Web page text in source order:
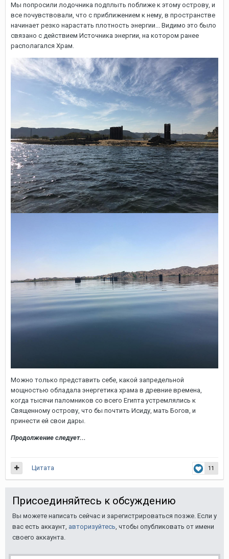
Мы попросили лодочника подплыть поближе к этому острову, и
все почувствовали, что с приближением к нему, в пространстве
начинает резко нарастать плотность энергии... Видимо это было
связано с действием Источника энергии, на котором ранее
располагался Храм.
Можно только представить себе, какой запредельной
мощностью обладала энергетика храма в древние времена,
когда тысячи паломников со всего Египта устремлялись к
Священному острову, что бы почтить Исиду, мать Богов, и
принести ей свои дары.
Продолжение следует...
11
Цитата
Присоединяйтесь к обсуждению
Вы можете написать сейчас и зарегистрироваться позже. Если у
вас есть аккаунт, авторизуйтесь , чтобы опубликовать от имени
своего аккаунта.